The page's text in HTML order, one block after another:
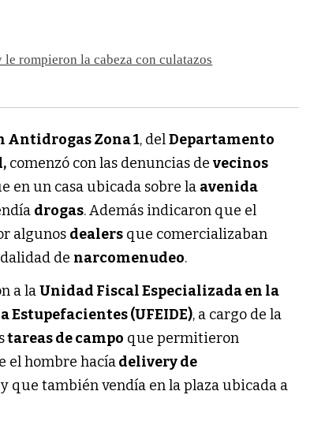
rompieron la cabeza con culatazos
Antidrogas Zona 1, delDepartamento
comenzó con las denuncias devecinos
en un casa ubicada sobre la avenida
drogas. Además indicaron que el
algunos dealers que comercializaban
de narcomenudeo.
a laUnidad Fiscal Especializada en la
(UFEIDE), a cargo de la
tareas de campo que permitieron
el hombre hacíadelivery de
que también vendía en la plaza ubicada a